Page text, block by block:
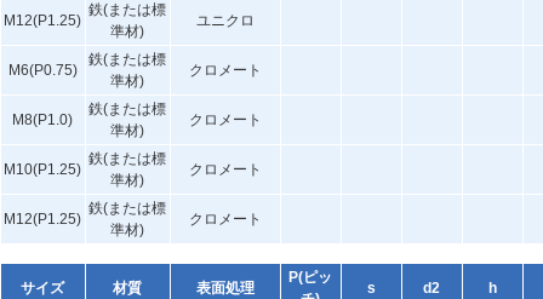
M12(P1.25)
鉄(または標
準材)
ユニクロ
M6(P0.75)
鉄(または標
準材)
クロメート
M8(P1.0)
鉄(または標
準材)
クロメート
M10(P1.25)
鉄(または標
準材)
クロメート
M12(P1.25)
鉄(または標
準材)
クロメート
サイズ 材質 表面処理
P(ピッ
s d2 h